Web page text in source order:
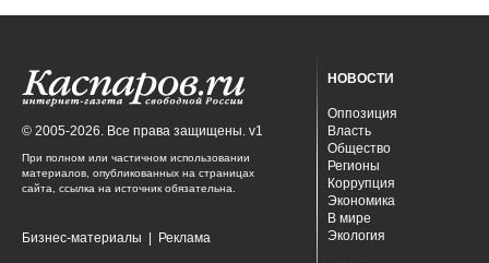
© 2005-2026. Все права защищены. v1
При полном или частичном использовании
материалов, опубликованных на страницах
сайта, ссылка на источник обязательна.
Бизнес-материалы Реклама
НОВОСТИ
Оппозиция
Власть
Общество
Регионы
Коррупция
Экономика
В мире
Экология